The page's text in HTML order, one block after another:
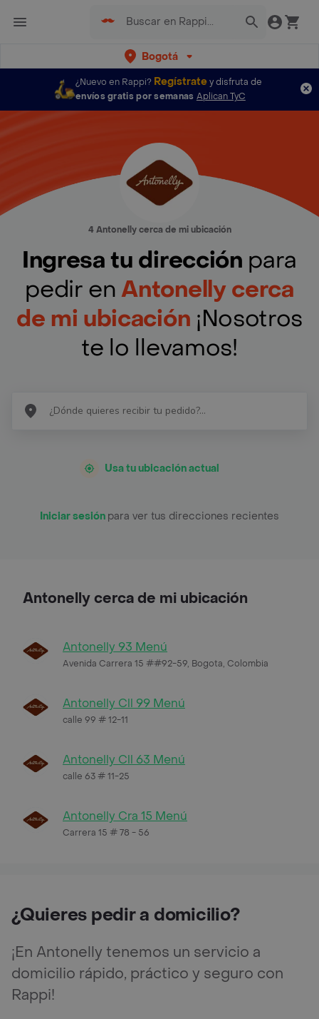
Bogotá
¿Nuevo en Rappi? Regístratey disfruta de
envíos gratis por semanas Aplican TyC
4 Antonelly cerca de mi ubicación
Ingresa tu dirección para
pedir enAntonelly cerca
de mi ubicación ¡Nosotros
te lo llevamos!
Usa tu ubicación actual
Iniciar sesión para ver tus direcciones recientes
Antonelly cerca de mi ubicación
Antonelly 93 Menú
Avenida Carrera 15 ##92-59, Bogota, Colombia
Antonelly Cll 99 Menú
calle 99 # 12-11
Antonelly Cll 63 Menú
calle 63 # 11-25
Antonelly Cra 15 Menú
Carrera 15 # 78 - 56
¿Quieres pedir a domicilio?
¡En Antonelly tenemos un servicio a
domicilio rápido, práctico y seguro con
Rappi!